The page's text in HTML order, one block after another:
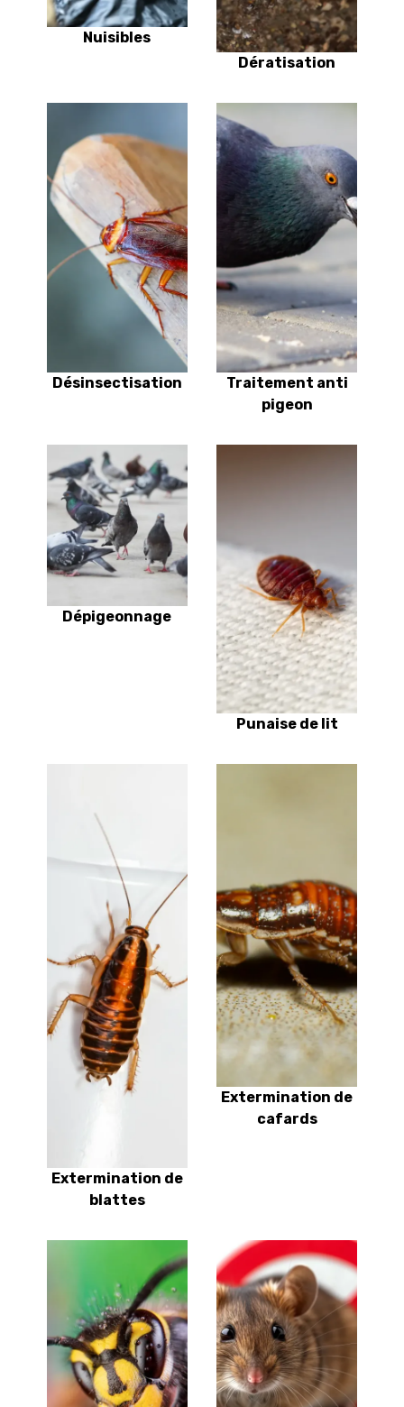
Nuisibles
Dératisation
Désinsectisation
Traitement anti
pigeon
Dépigeonnage
Punaise de lit
Extermination de
blattes
Extermination de
cafards